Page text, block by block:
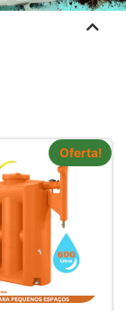
Oferta!